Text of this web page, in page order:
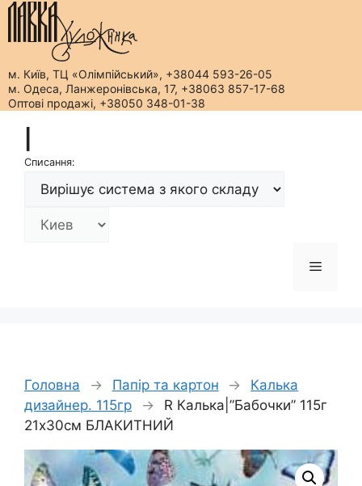
м. Київ, ТЦ «Олімпійський», +38044 593-26-05
м. Одеса, Ланжеронівська, 17, +38063 857-17-68
Оптові продажі, +38050 348-01-38
вмістуСписання:
Меню
Головна → Папір та картон →
Калька
дизайнер. 115гр
→
R Калька|”Бабочки” 115г
21х30см БЛАКИТНИЙ